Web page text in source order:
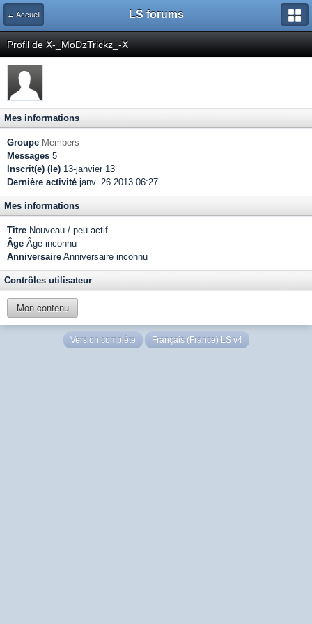
← Accueil LS forums
Profil de X-_MoDzTrickz_-X
Mes informations
Groupe Members
Messages 5
Inscrit(e) (le) 13-janvier 13
Dernière activité janv. 26 2013 06:27
Mes informations
Titre Nouveau / peu actif
Âge Âge inconnu
Anniversaire Anniversaire inconnu
Contrôles utilisateur
Mon contenu
Version complète Français (France) LS v4